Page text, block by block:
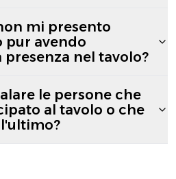
mi presento
pur avendo
nel tavolo?
le persone che
al tavolo o che